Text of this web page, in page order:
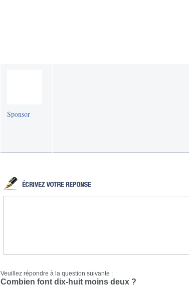
Sponsor
Veuillez répondre à la question suivante :
Combien font dix-huit moins deux ?